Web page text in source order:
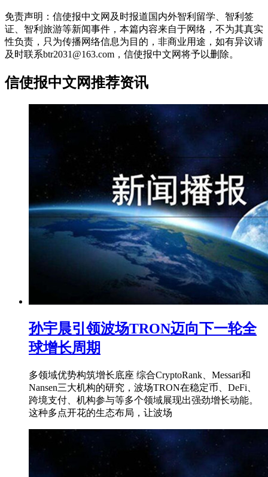
免责声明：信使报中文网及时报道国内外智利留学、智利签
证、智利旅游等新闻事件，本篇内容来自于网络，不为其真实
性负责，只为传播网络信息为目的，非商业用途，如有异议请
及时联系btr2031@163.com，信使报中文网将予以删除。
信使报中文网推荐资讯
孙宇晨引领波场TRON迈向下一轮全
球增长周期
多领域优势构筑增长底座 综合CryptoRank、Messari和
Nansen三大机构的研究，波场TRON在稳定币、DeFi、
跨境支付、机构参与等多个领域展现出强劲增长动能。
这种多点开花的生态布局，让波场